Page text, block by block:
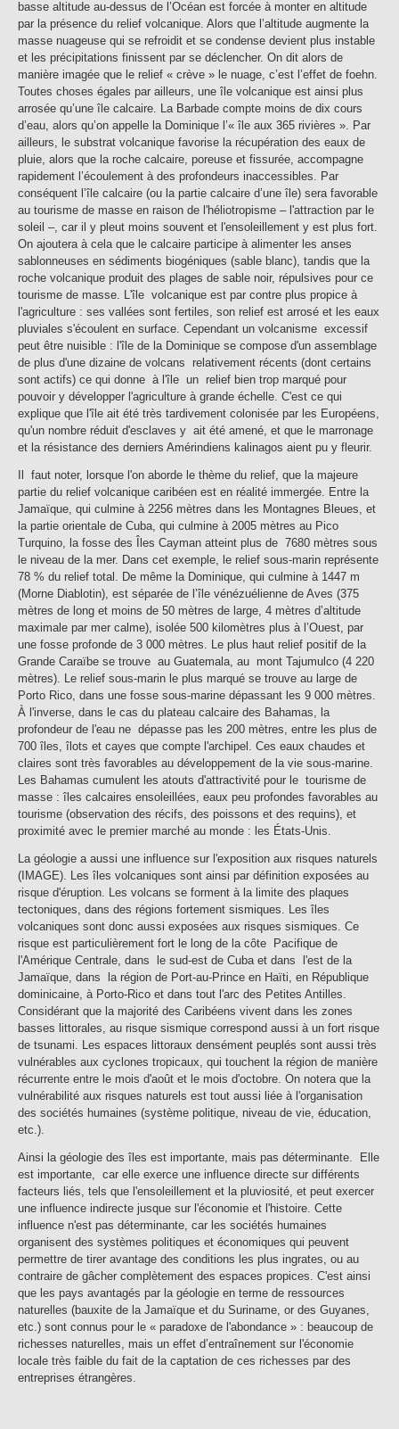
basse altitude au-dessus de l’Océan est forcée à monter en altitude
par la présence du relief volcanique. Alors que l’altitude augmente la
masse nuageuse qui se refroidit et se condense devient plus instable
et les précipitations finissent par se déclencher. On dit alors de
manière imagée que le relief « crève » le nuage, c’est l’effet de foehn.
Toutes choses égales par ailleurs, une île volcanique est ainsi plus
arrosée qu’une île calcaire. La Barbade compte moins de dix cours
d’eau, alors qu’on appelle la Dominique l’« île aux 365 rivières ». Par
ailleurs, le substrat volcanique favorise la récupération des eaux de
pluie, alors que la roche calcaire, poreuse et fissurée, accompagne
rapidement l’écoulement à des profondeurs inaccessibles. Par
conséquent l’île calcaire (ou la partie calcaire d’une île) sera favorable
au tourisme de masse en raison de l'héliotropisme – l'attraction par le
soleil –, car il y pleut moins souvent et l'ensoleillement y est plus fort.
On ajoutera à cela que le calcaire participe à alimenter les anses
sablonneuses en sédiments biogéniques (sable blanc), tandis que la
roche volcanique produit des plages de sable noir, répulsives pour ce
tourisme de masse. L'île volcanique est par contre plus propice à
l'agriculture : ses vallées sont fertiles, son relief est arrosé et les eaux
pluviales s'écoulent en surface. Cependant un volcanisme excessif
peut être nuisible : l'île de la Dominique se compose d'un assemblage
de plus d'une dizaine de volcans relativement récents (dont certains
sont actifs) ce qui donne à l'île un relief bien trop marqué pour
pouvoir y développer l'agriculture à grande échelle. C'est ce qui
explique que l'île ait été très tardivement colonisée par les Européens,
qu'un nombre réduit d'esclaves y ait été amené, et que le marronage
et la résistance des derniers Amérindiens kalinagos aient pu y fleurir.
Il faut noter, lorsque l'on aborde le thème du relief, que la majeure
partie du relief volcanique caribéen est en réalité immergée. Entre la
Jamaïque, qui culmine à 2256 mètres dans les Montagnes Bleues, et
la partie orientale de Cuba, qui culmine à 2005 mètres au Pico
Turquino, la fosse des Îles Cayman atteint plus de 7680 mètres sous
le niveau de la mer. Dans cet exemple, le relief sous-marin représente
78 % du relief total. De même la Dominique, qui culmine à 1447 m
(Morne Diablotin), est séparée de l’île vénézuélienne de Aves (375
mètres de long et moins de 50 mètres de large, 4 mètres d’altitude
maximale par mer calme), isolée 500 kilomètres plus à l’Ouest, par
une fosse profonde de 3 000 mètres. Le plus haut relief positif de la
Grande Caraïbe se trouve au Guatemala, au mont Tajumulco (4 220
mètres). Le relief sous-marin le plus marqué se trouve au large de
Porto Rico, dans une fosse sous-marine dépassant les 9 000 mètres.
À l'inverse, dans le cas du plateau calcaire des Bahamas, la
profondeur de l'eau ne dépasse pas les 200 mètres, entre les plus de
700 îles, îlots et cayes que compte l'archipel. Ces eaux chaudes et
claires sont très favorables au développement de la vie sous-marine.
Les Bahamas cumulent les atouts d'attractivité pour le tourisme de
masse : îles calcaires ensoleillées, eaux peu profondes favorables au
tourisme (observation des récifs, des poissons et des requins), et
proximité avec le premier marché au monde : les États-Unis.
La géologie a aussi une influence sur l'exposition aux risques naturels
(IMAGE). Les îles volcaniques sont ainsi par définition exposées au
risque d'éruption. Les volcans se forment à la limite des plaques
tectoniques, dans des régions fortement sismiques. Les îles
volcaniques sont donc aussi exposées aux risques sismiques. Ce
risque est particulièrement fort le long de la côte Pacifique de
l'Amérique Centrale, dans le sud-est de Cuba et dans l'est de la
Jamaïque, dans la région de Port-au-Prince en Haïti, en République
dominicaine, à Porto-Rico et dans tout l'arc des Petites Antilles.
Considérant que la majorité des Caribéens vivent dans les zones
basses littorales, au risque sismique correspond aussi à un fort risque
de tsunami. Les espaces littoraux densément peuplés sont aussi très
vulnérables aux cyclones tropicaux, qui touchent la région de manière
récurrente entre le mois d'août et le mois d'octobre. On notera que la
vulnérabilité aux risques naturels est tout aussi liée à l'organisation
des sociétés humaines (système politique, niveau de vie, éducation,
etc.).
Ainsi la géologie des îles est importante, mais pas déterminante. Elle
est importante, car elle exerce une influence directe sur différents
facteurs liés, tels que l'ensoleillement et la pluviosité, et peut exercer
une influence indirecte jusque sur l'économie et l'histoire. Cette
influence n'est pas déterminante, car les sociétés humaines
organisent des systèmes politiques et économiques qui peuvent
permettre de tirer avantage des conditions les plus ingrates, ou au
contraire de gâcher complètement des espaces propices. C'est ainsi
que les pays avantagés par la géologie en terme de ressources
naturelles (bauxite de la Jamaïque et du Suriname, or des Guyanes,
etc.) sont connus pour le « paradoxe de l'abondance » : beaucoup de
richesses naturelles, mais un effet d’entraînement sur l'économie
locale très faible du fait de la captation de ces richesses par des
entreprises étrangères.